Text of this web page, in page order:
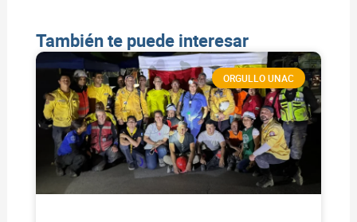
También te puede interesar
ORGULLO UNAC